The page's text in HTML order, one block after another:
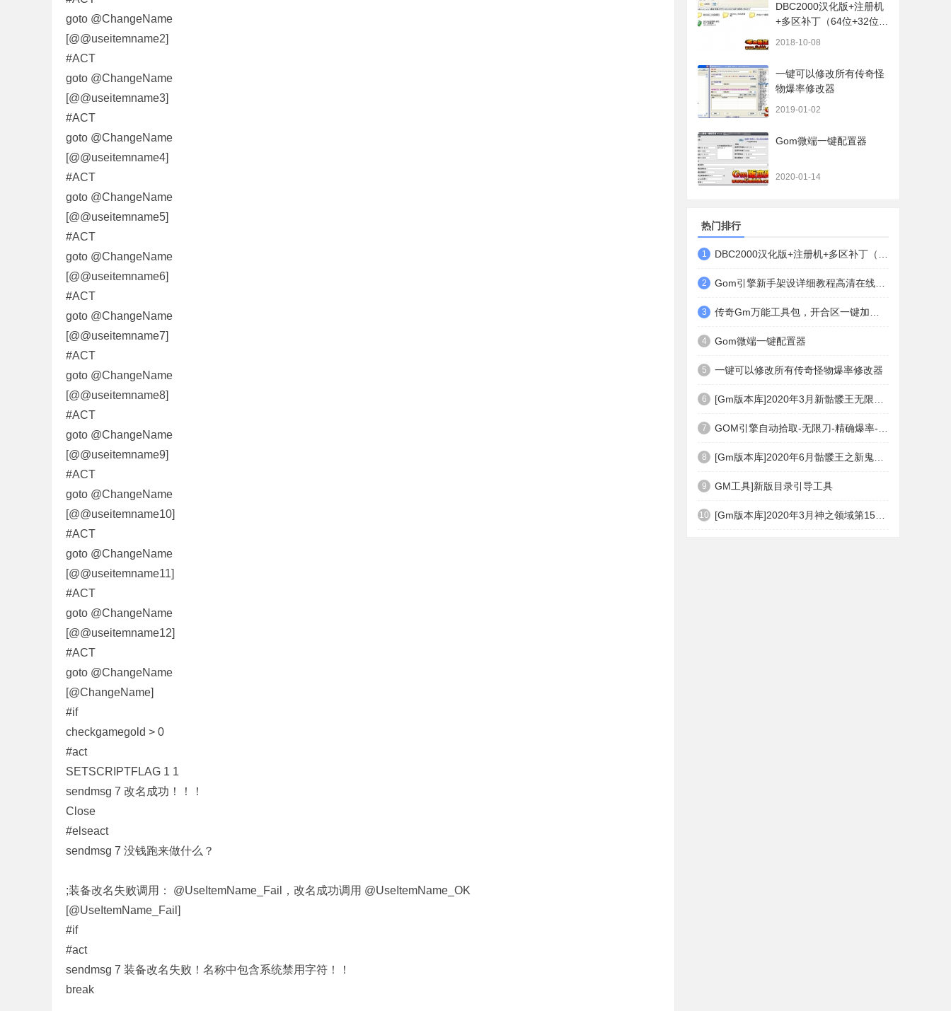
goto @ChangeName
[@@useitemname2]
#ACT
goto @ChangeName
[@@useitemname3]
#ACT
goto @ChangeName
[@@useitemname4]
#ACT
goto @ChangeName
[@@useitemname5]
#ACT
goto @ChangeName
[@@useitemname6]
#ACT
goto @ChangeName
[@@useitemname7]
#ACT
goto @ChangeName
[@@useitemname8]
#ACT
goto @ChangeName
[@@useitemname9]
#ACT
goto @ChangeName
[@@useitemname10]
#ACT
goto @ChangeName
[@@useitemname11]
#ACT
goto @ChangeName
[@@useitemname12]
#ACT
goto @ChangeName
[@ChangeName]
#if
checkgamegold > 0
#act
SETSCRIPTFLAG 1 1
sendmsg 7 改名成功！！！
Close
#elseact
sendmsg 7 没钱跑来做什么？
;装备改名失败调用： @UseItemName_Fail，改名成功调用 @UseItemName_OK
[@UseItemName_Fail]
#if
#act
sendmsg 7 装备改名失败！名称中包含系统禁用字符！！
break
DBC2000汉化版+注册机
+多区补丁（64位+32位的
2018-10-08
一键可以修改所有传奇怪
物爆率修改器
2019-01-02
Gom微端一键配置器
2020-01-14
热门排行
1
2
3
4 Gom微端一键配置器
5 一键可以修改所有传奇怪物爆率修改器
6
7
8
9 GM工具]新版目录引导工具
10